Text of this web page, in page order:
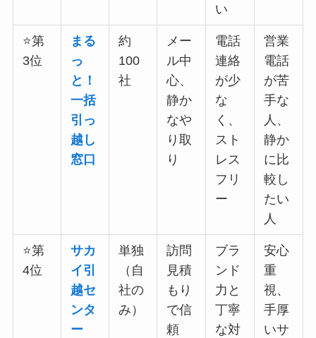
い
⭐第
3位
まる
っ
と！
一括
引っ
越し
窓口
約
100
社
メー
ル中
心、
静か
なや
り取
り
電話
連絡
が少
な
く、
スト
レス
フリ
ー
営業
電話
が苦
手な
人、
静か
に比
較し
たい
人
⭐第
4位
サカ
イ引
越セ
ンタ
ー
単独
（自
社の
み）
訪問
見積
もり
で信
頼
ブラ
ンド
力と
丁寧
な対
安心
重
視、
手厚
いサ